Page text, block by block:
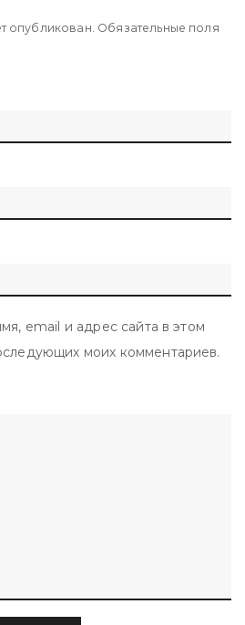
опубликован. Обязательные поля
email и адрес сайта в этом
моих комментариев.